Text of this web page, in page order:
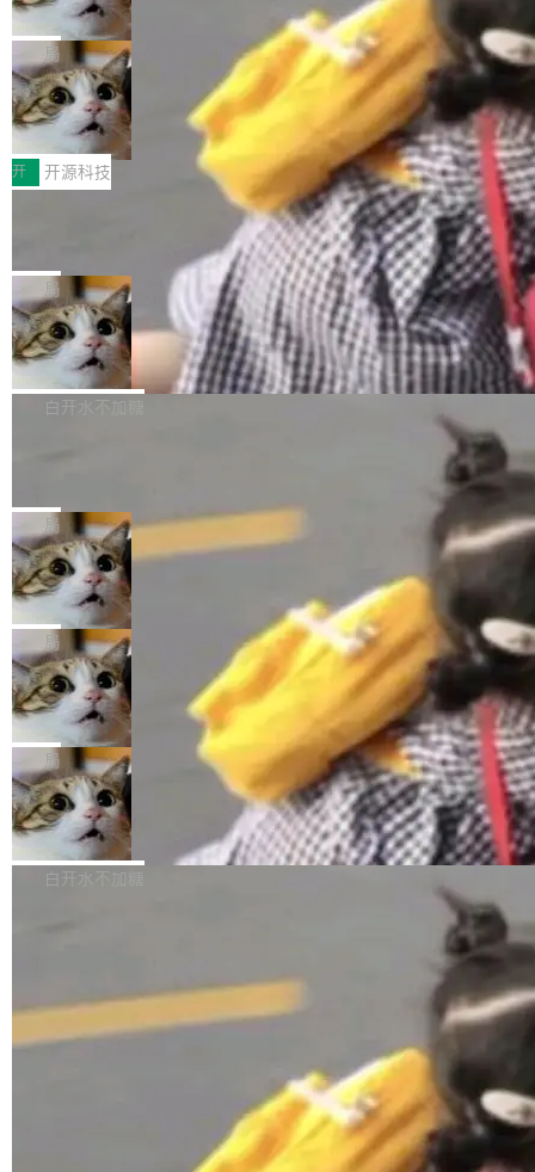
（<a href="https://bugzilla.mozilla.org/show_
bug.cgi?id=204...
orkers 跑了十年 Isolate。用 CEO Matthew Pri
nce 的话说：「我们一生都在用 Isolate 运行代
码，而 AI Agent 不需要容器，它们需要的是 Iso
late。」 容器为什么不合适 容器的问题在于启动
和销毁都太重了。一个 Agent 要执行的任务可能
只需要几毫秒的 CPU 时间，但容器从冷启动到
就绪要花数秒。如果未来有十...
诉讼，称“Apple is getting this wron
g”
上个月，苹果一纸诉状把 OpenAI 告上法庭，指
控其挖角苹果前员工并窃取商业秘密。苹果的诉
状把 OpenAI 描述成一个系统性地从前东家挖
人、套取机密信息的对手。 OpenAI 没发律师
函，也没选择庭外沉默。它在官网贴了一篇博
文，标题只有六个字：Apple is getting this wro
ng。 然后，它把邮件往来和 iMessage 聊天记
录全贴了出来。 他发错人了 苹果外部律师 Gabr
iel Gross 来自 Weil 律所，2 月 23 日下午 5:53
给 OpenAI 总法律顾问 Che Chang 发了封邮
件，附了一封长信，要求 OpenAI 配合调查前苹
果员工带走机密信...
局
HUAWEI MatePad Edge上架WorkBu
ddy鸿蒙PC版，说话就能干活的AI办公
搭子
全能AI工作台WorkBuddy鸿蒙PC版上架HUAWE
I MatePad Edge应用市场，直接下载即可使
用，与鸿蒙电脑上的体验一致。值得一提的是，
这是目前市面上唯一支持平板接入WorkBuddy P
C版的产品，搭载“人机双写”重磅功能——你写
你的，AI写AI的，同屏协作互不干扰。一句话让
AI帮你干活，现在开启全新体验！ 温馨提示：
体验WorkBuddy鸿蒙PC版前，请将 HUAWEI M
atePad Edge 升级至 HarmonyOS 6.1.0.135S
P9 patch03及以上版本。 *升级路径：设置 > 搜
开 开源科技
FFmpeg 9.0 发布：代号“Lei”，以此纪
全球知名开源多媒体框架 FFmpeg 今天正式发
布了 9.0 版本。这个版本除了带来新一代音视频
处理能力和硬件加速支持之外，还有一个特殊之
处：FFmpeg 9.0 的代号是“Lei”。 这个名字，
来自中国开发者雷霄骅（Lei Xiaohua）。 对于
很多中国音视频开发者而言，这个名字并不陌
“启蒙老师”。 而今年，恰好是雷霄骅离世十周
年。FFmpeg 社区最终选择用一个大版本的名
字，留下了这份纪念。 雷霄骅曾是中国传媒大学
数字电视技术方向的博士生，长期从事视频、音
频技...
局
亚马逊成本失控：AI 写代码烧掉 1215
万元，超预算 860%
外媒近日曝光了亚马逊的多份内部报告显示，AI
导致公司在多个项目上超支。《金融时报》报道
编写程序，目标是完成电商平台作者信息与商品
列表的数据匹配 —— 一项常规的数据处理任
务，最终却产生了 180 万美元的账单，实际支出
超出原定预算 860%。 更令人意外的是，该项目
最终并未成功落地，而高额算力消耗持续运行长
达 5 个月，公司直到财务对账时才察觉异常。这
意味着一个无人看管的 AI 程序，在近半年时间
里日夜不停地"烧钱"。 复盘显示，...
白开水不加糖
e CEO Clément Delangue 在 CNBC 的采访里
没有拐弯抹角。他说中国正在赢得 AI 竞赛，而
且按目前的速度，中国 AI 工具预计在今年底或
2027 年就能追上美国前沿实验室的水平。 Dela
ngue 把原因归结为一件事：开放协作。中国的
AI 开发者在一个共享和协作的生态里加速迭代，
而美国模型厂商在"闭门造车"。他的原话是 "buil
ding in silos"——各自为战，互不通气。 这个判
断从他嘴里说出来分量不同。Hugging Face 是
全球最大的开源 AI 平台，上面跑着上百万个模
型。谁在开源赛道上领先，...
局
当 AI agent 把源码变成了最好的扩展系
统，开发者工具必须开源
五年前，David Crawshaw 问过很多软件工程师
一个问题：你写过什么给自己用的程序？答案几
乎都是没有。工程师们整天用别人写的程序写程
序给别人用。偶尔有人自己写个博客系统、智能
家居控制、家庭实验室，都算稀奇事。 Crawsh
aw 是 Shelley 的作者，一个开源 AI coding age
nt。他最近在博客上写了一篇文章，核心论点很
简单：开发者工具必须开源。 理由不是传统的自
由软件情怀，而是一个跟 AI agent 直接相关的
技术判断。 两行 prompt 就能个性化任何软件 C
局
DeepSeek Harness 宣布内测邀请，全
网最大规模开源 Agent 路演现场诞生
一条内测招募帖，发出去的时候大概没人想到它
会变成一场开源 Agent 生态的路演。 8月1日，
DeepSeek Harness 团队负责人崔添翼（tiany
i）在 X 上发帖： 「如果你是 Agent Harness 相
关开源项目的开发者，希望参加 DeepSeek Har
ness 的内测，可以回复或私信联系我。请附上
Harness 负责把能力落到真实环境中——调用工
具、读写文件、管理上下文、处理错误、完成闭
环。崔添翼招人的标...
局
商汤 SenseNova U1.5-Lite-Preview
开源
商汤科技宣布面向社区开源轻量级统一多模态模
型的预览版本 SenseNova U1.5-Lite-Preview。
理解、推理、生成与编辑，还仅以 8B-MoT 的轻
量大小，将能力推进到4K、更精细的真实质感、
更复杂的视觉控制和可持续迭代编辑。 相比 U
1，U1.5-Lite-Preview 在以下方向上带来了显著
提升： 原生支持4K图像生成； 更精细的局部纹
理、细节与真实世界质感； 更准确的中英文文字
生成与复杂版式组织； 更稳定的图...
白开水不加糖